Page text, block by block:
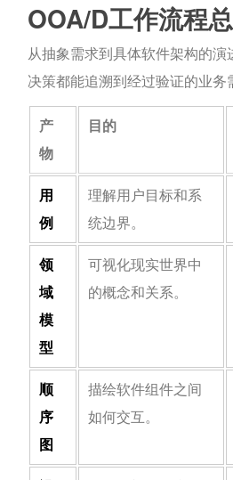
OOA/D工作流程
从抽象需求到具体软件架构的
决策都能追溯到经过验证的业务
产
物
目的
用
例
理解用户目标和系
统边界。
领
域
模
型
可视化现实世界中
的概念和关系。
顺
序
图
描绘软件组件之间
如何交互。